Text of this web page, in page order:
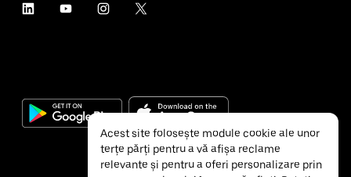
Acest site folosește module cookie ale unor
terțe părți pentru a vă afișa reclame
relevante și pentru a oferi personalizare prin